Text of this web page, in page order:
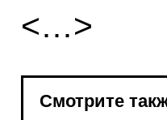
<…>
Смотрите